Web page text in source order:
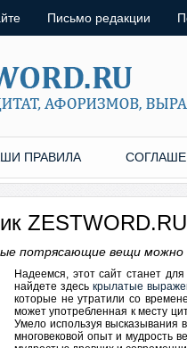
Письмо редакции
ПРАВИЛА
ZESTWORD.RU
потрясающие вещи можно
Надеемся, этот сайт станет
найдете здесь крылатые
которые не утратили со
может употребленная к месту
Умело используя высказывания
многовековой опыт и мудрость